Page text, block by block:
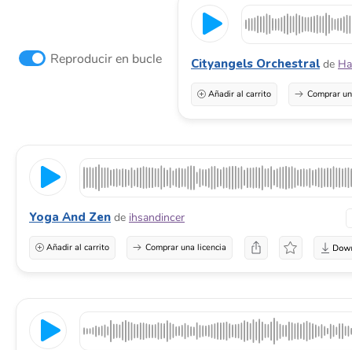
Reproducir en bucle Cityangels Orchestral de
Añadir al carrito Comprar
Yoga And Zen de ihsandincer
Añadir al carrito Comprar una licencia